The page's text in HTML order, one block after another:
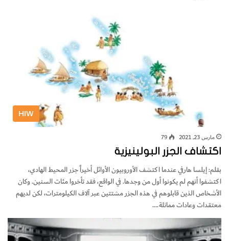
HIW
مارس 23, 2021 79
اكتشاف الجزر البولينيزية
بقلم: إيلسا هارفي عندما اكتشف الأوروبيون الأوائل أخيراً جزر المحيط الهادي،
اكتشفوا أنهم لم يكونوا أول من وجدها. في الواقع، فقد تأخروا مئات السنين. وكان
الأشخاص الذين قابلوهم في هذه الجزر مشتتين عبر آلاف الكيلومترات، لكن لديهم
معتقدات وعادات مماثلة.…